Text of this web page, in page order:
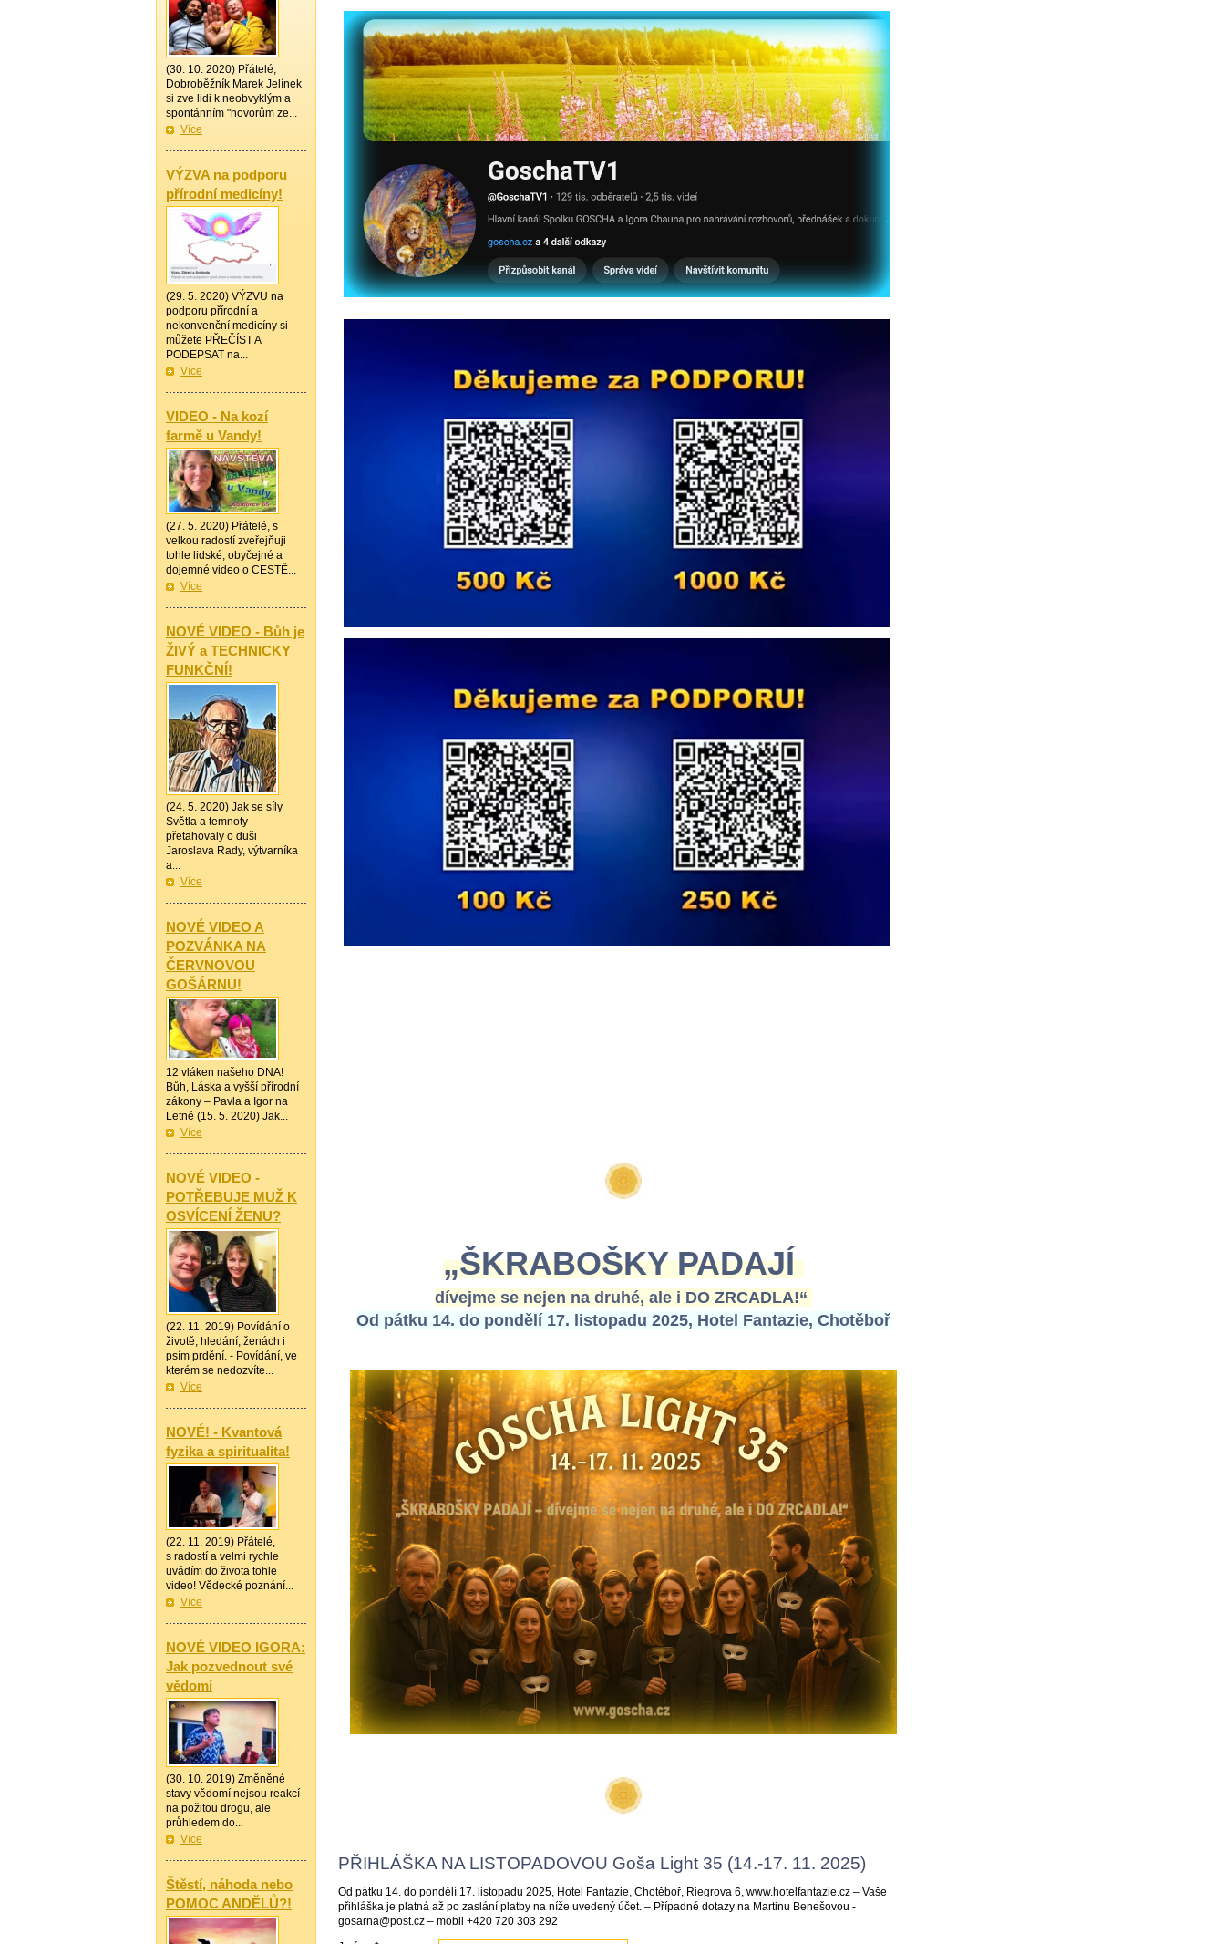
„ŠKRABOŠKY PADAJÍ
dívejme se nejen na druhé, ale i DO ZRCADLA!“
Od pátku 14. do pondělí 17. listopadu 2025, Hotel Fantazie, Chotěboř
PŘIHLÁŠKA NA LISTOPADOVOU Goša Light 35 (14.-17. 11. 2025)
Od pátku 14. do pondělí 17. listopadu 2025, Hotel Fantazie, Chotěboř, Riegrova 6, www.hotelfantazie.cz – Vaše
přihláška je platná až po zaslání platby na níže uvedený účet. – Případné dotazy na Martinu Benešovou -
gosarna@post.cz – mobil +420 720 303 292
(30. 10. 2020) Přátelé,
Dobroběžník Marek Jelínek
si zve lidi k neobvyklým a
spontánním "hovorům ze...
Více
VÝZVA na podporu
přírodní medicíny!
(29. 5. 2020) VÝZVU na
podporu přírodní a
nekonvenční medicíny si
můžete PŘEČÍST A
PODEPSAT na...
Více
VIDEO - Na kozí
farmě u Vandy!
(27. 5. 2020) Přátelé, s
velkou radostí zveřejňuji
tohle lidské, obyčejné a
dojemné video o CESTĚ...
Více
NOVÉ VIDEO - Bůh je
ŽIVÝ a TECHNICKY
FUNKČNÍ!
(24. 5. 2020) Jak se síly
Světla a temnoty
přetahovaly o duši
Jaroslava Rady, výtvarníka
a...
Více
NOVÉ VIDEO A
POZVÁNKA NA
ČERVNOVOU
GOŠÁRNU!
12 vláken našeho DNA!
Bůh, Láska a vyšší přírodní
zákony – Pavla a Igor na
Letné (15. 5. 2020) Jak...
Více
NOVÉ VIDEO -
POTŘEBUJE MUŽ K
OSVÍCENÍ ŽENU?
(22. 11. 2019) Povídání o
životě, hledání, ženách i
psím prdění. - Povídání, ve
kterém se nedozvíte...
Více
NOVÉ! - Kvantová
fyzika a spiritualita!
(22. 11. 2019) Přátelé,
s radostí a velmi rychle
uvádím do života tohle
video! Vědecké poznání...
Více
NOVÉ VIDEO IGORA:
Jak pozvednout své
vědomí
(30. 10. 2019) Změněné
stavy vědomí nejsou reakcí
na požitou drogu, ale
průhledem do...
Více
Štěstí, náhoda nebo
POMOC ANDĚLŮ?!